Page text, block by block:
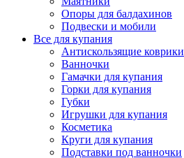
Опоры для балдахинов
Подвески и мобили
Все для купания
Антискользящие коврики
Ванночки
Гамачки для купания
Горки для купания
Губки
Игрушки для купания
Косметика
Круги для купания
Подставки под ванночки